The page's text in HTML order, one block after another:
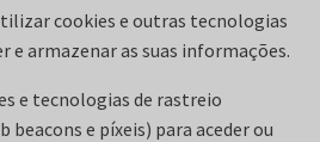
cookies e outras tecnologias
e armazenar as suas informações.
e tecnologias de rastreio
e píxeis) para aceder ou